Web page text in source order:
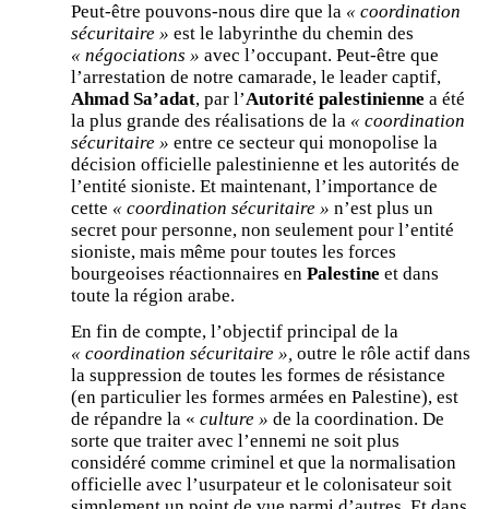
Peut-être pouvons-nous dire que la « coordination
sécuritaire » est le labyrinthe du chemin des
« négociations » avec l’occupant. Peut-être que
l’arrestation de notre camarade, le leader captif,
Ahmad Sa’adat, par l’Autorité palestinienne a été
la plus grande des réalisations de la « coordination
sécuritaire » entre ce secteur qui monopolise la
décision officielle palestinienne et les autorités de
l’entité sioniste. Et maintenant, l’importance de
cette « coordination sécuritaire » n’est plus un
secret pour personne, non seulement pour l’entité
sioniste, mais même pour toutes les forces
bourgeoises réactionnaires en Palestine et dans
toute la région arabe.
En fin de compte, l’objectif principal de la
« coordination sécuritaire », outre le rôle actif dans
la suppression de toutes les formes de résistance
(en particulier les formes armées en Palestine), est
de répandre la « culture » de la coordination. De
sorte que traiter avec l’ennemi ne soit plus
considéré comme criminel et que la normalisation
officielle avec l’usurpateur et le colonisateur soit